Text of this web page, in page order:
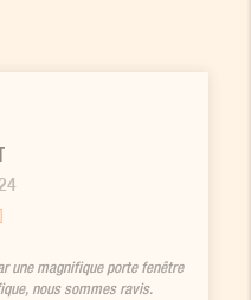
une magnifique porte fenêtre
nous sommes ravis.